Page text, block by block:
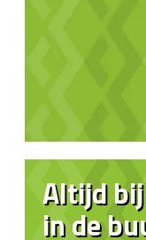
Altijd
in de